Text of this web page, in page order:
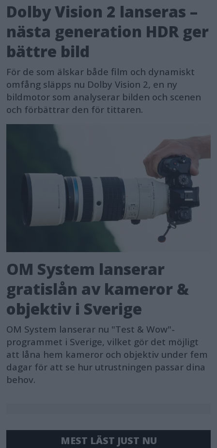
Dolby Vision 2 lanseras –
nästa generation HDR ger
bättre bild
För de som älskar både film och dynamiskt
omfång släpps nu Dolby Vision 2, en ny
bildmotor som analyserar bilden och scenen
och förbättrar den för tittaren.
OM System lanserar
gratislån av kameror &
objektiv i Sverige
OM System lanserar nu "Test & Wow"-
programmet i Sverige, vilket gör det möjligt
att låna hem kameror och objektiv under fem
dagar för att se hur utrustningen passar dina
behov.
MEST LÄST JUST NU